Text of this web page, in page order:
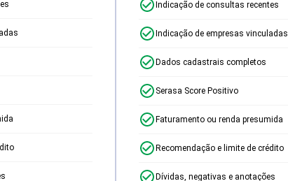
Indicação de consultas recentes
Indicação de empresas vinculadas
Dados cadastrais completos
Serasa Score Positivo
Faturamento ou renda presumida
Recomendação e limite de crédito
Dívidas, negativas e anotações